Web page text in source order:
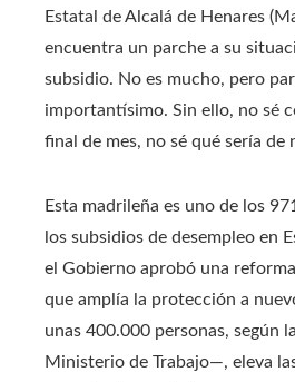
Estatal de Alcalá de Henares
encuentra un parche a su
subsidio. No es mucho, pero
importantísimo. Sin ello, no sé
final de mes, no sé qué sería de
Esta madrileña es uno de los
los subsidios de desempleo en
el Gobierno aprobó una
que amplía la protección a
unas 400.000 personas, según
Ministerio de Trabajo—, eleva